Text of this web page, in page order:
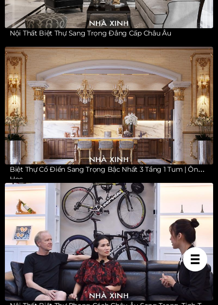
Nội Thất Biệt Thự Sang Trọng Đẳng Cấp Châu Âu
Biệt Thự Cổ Điển Sang Trọng Bậc Nhất 3 Tầng 1 Tum | Ông
Học